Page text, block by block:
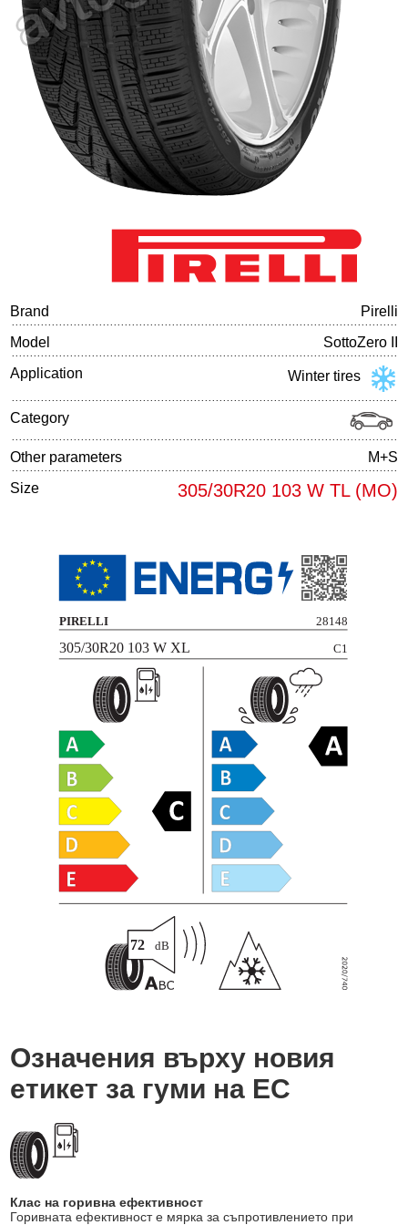
Tire balancing
Brand
Pirelli
Model
SottoZero II
Application
Winter tires
Category
Other parameters
M+S
Size
305/30R20 103 W TL (MO)
Означения върху новия
етикет за гуми на ЕС
Клас на горивна ефективност
Горивната ефективност е мярка за съпротивлението при